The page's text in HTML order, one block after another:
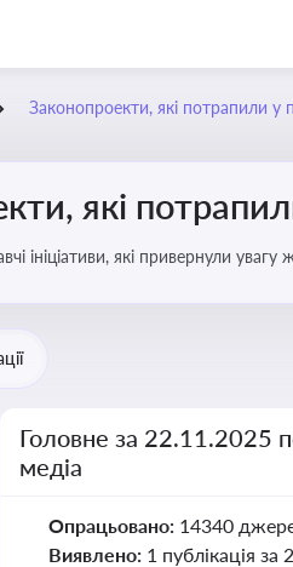
Законопроекти, які потрапили у
які
ініціативи, які привернули
Головне за 22.11.2025
медіа
Опрацьовано: 14340
Виявлено: 1 публікація за